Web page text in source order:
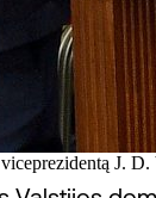
J. D.